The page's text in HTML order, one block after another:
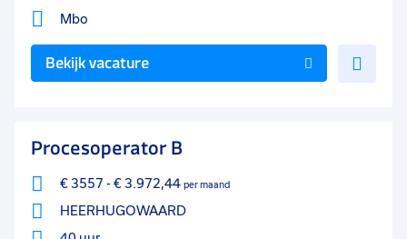
Mbo
Bekijk vacature
Procesoperator B
€ 3557 - € 3.972,44 per maand
HEERHUGOWAARD